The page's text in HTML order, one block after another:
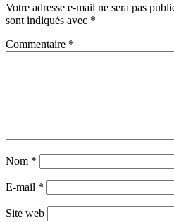
Votre adresse e-mail ne sera pas
sont indiqués avec *
Commentaire *
Nom *
E-mail *
Site web